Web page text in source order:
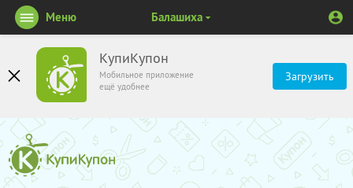
КупиКупон
Мобильное приложение
ещё удобнее
Загрузить
Меню Балашиха